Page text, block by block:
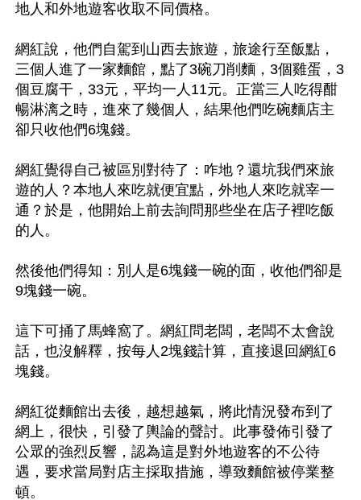
地人和外地遊客收取不同價格。
網紅說，他們自駕到山西去旅遊，旅途行至飯點，
三個人進了一家麵館，點了3碗刀削麵，3個雞蛋，3
個豆腐干，33元，平均一人11元。正當三人吃得酣
暢淋漓之時，進來了幾個人，結果他們吃碗麵店主
卻只收他們6塊錢。
網紅覺得自己被區別對待了：咋地？還坑我們來旅
遊的人？本地人來吃就便宜點，外地人來吃就宰一
通？於是，他開始上前去詢問那些坐在店子裡吃飯
的人。
然後他們得知：別人是6塊錢一碗的面，收他們卻是
9塊錢一碗。
這下可捅了馬蜂窩了。網紅問老闆，老闆不太會說
話，也沒解釋，按每人2塊錢計算，直接退回網紅6
塊錢。
網紅從麵館出去後，越想越氣，將此情況發布到了
網上，很快，引發了輿論的聲討。此事發佈引發了
公眾的強烈反響，認為這是對外地遊客的不公待
遇，要求當局對店主採取措施，導致麵館被停業整
頓。